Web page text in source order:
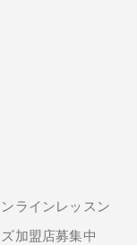
ラインレッスン
加盟店募集中